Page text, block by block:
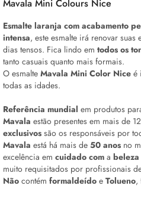
Mavala Mini Colours Nice
Esmalte laranja com acabamento
intensa, este esmalte irá renovar suas
dias tensos. Fica lindo em todos os
tanto casuais quanto mais formais.
O esmalte Mavala Mini Color Nice é
todas as idades.
Referência mundial em produtos
Mavala estão presentes em mais de
exclusivos são os responsáveis por
Mavala está há mais de 50 anos no
excelência em cuidado com a beleza
muito requisitados por profissionais
Não contém formaldeído e Tolueno,